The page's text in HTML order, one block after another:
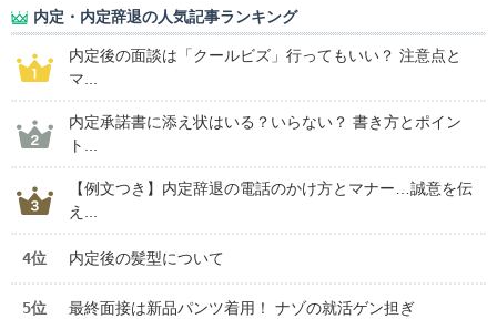
内定・内定辞退の人気記事ランキング
内定後の面談は「クールビズ」行ってもいい？ 注意点と
マ...
内定承諾書に添え状はいる？いらない？ 書き方とポイン
ト...
【例文つき】内定辞退の電話のかけ方とマナー…誠意を伝
え...
4位 内定後の髪型について
5位 最終面接は新品パンツ着用！ ナゾの就活ゲン担ぎ